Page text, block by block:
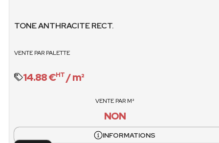
TONE ANTHRACITE RECT.
VENTE PAR PALETTE
14.88 €HT / m²
VENTE PAR M²
NON
INFORMATIONS
non